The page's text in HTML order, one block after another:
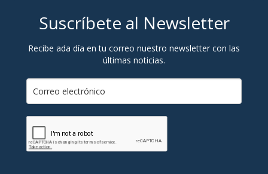
Suscríbete al Newsletter
Recibe ada día en tu correo nuestro newsletter con las
últimas noticias.